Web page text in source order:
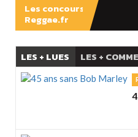
Les concours
Reggae.fr
LES + LUES LES +